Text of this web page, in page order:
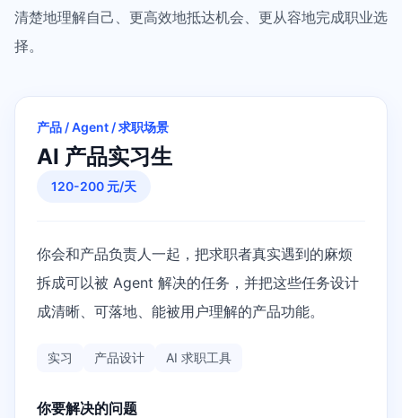
清楚地理解自己、更高效地抵达机会、更从容地完成职业选
择。
产品 / Agent / 求职场景
AI 产品实习生
120-200 元/天
你会和产品负责人一起，把求职者真实遇到的麻烦
拆成可以被 Agent 解决的任务，并把这些任务设计
成清晰、可落地、能被用户理解的产品功能。
实习 产品设计 AI 求职工具
你要解决的问题